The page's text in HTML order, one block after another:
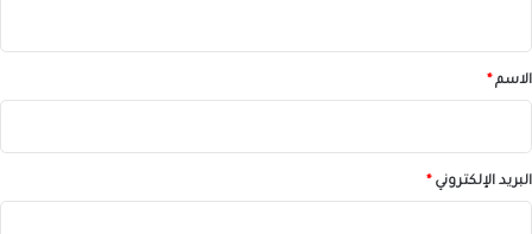
*الاسم *
البريد الإلكتروني *